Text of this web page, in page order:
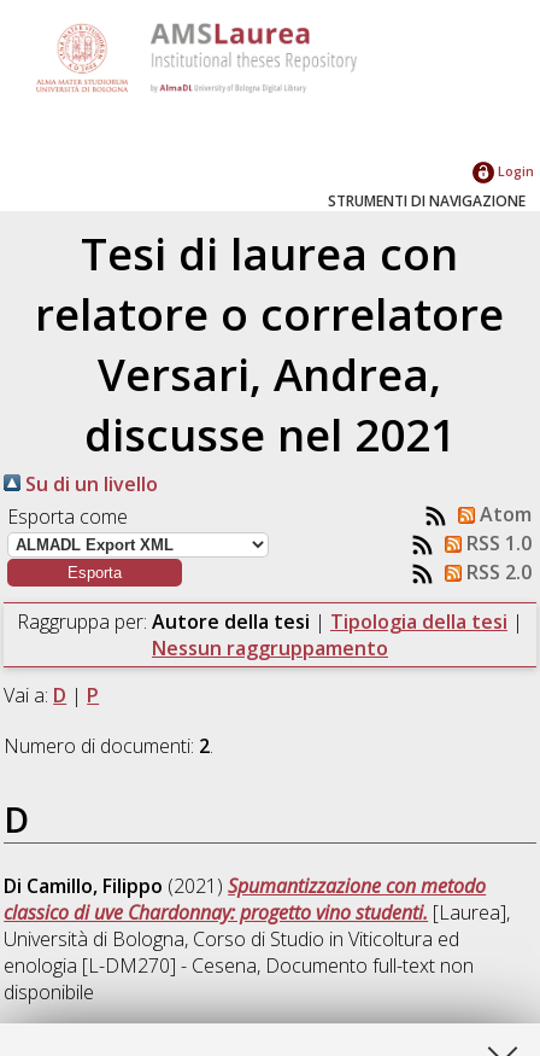
Login
STRUMENTI DI NAVIGAZIONE
Tesi di laurea con
relatore o correlatore
Versari, Andrea,
discusse nel 2021
Su di un livello
Esporta come
Atom
RSS 1.0
RSS 2.0
Raggruppa per: Autore della tesi | Tipologia della tesi |
Nessun raggruppamento
Vai a: D | P
Numero di documenti: 2.
D
Di Camillo, Filippo (2021)Spumantizzazione con metodo
classico di uve Chardonnay: progetto vino studenti. [Laurea],
Università di Bologna, Corso di Studio inViticoltura ed
enologia [L-DM270] - Cesena, Documento full-text non
disponibile